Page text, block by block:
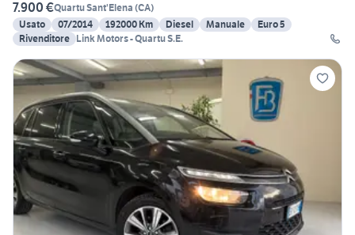
7.900 €Quartu Sant'Elena (CA)
Usato
07/2014 192000 Km Diesel Manuale
Euro 5
Rivenditore Link Motors - Quartu S.E.